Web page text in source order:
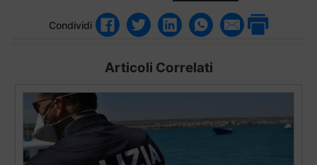
Condividi
Articoli Correlati